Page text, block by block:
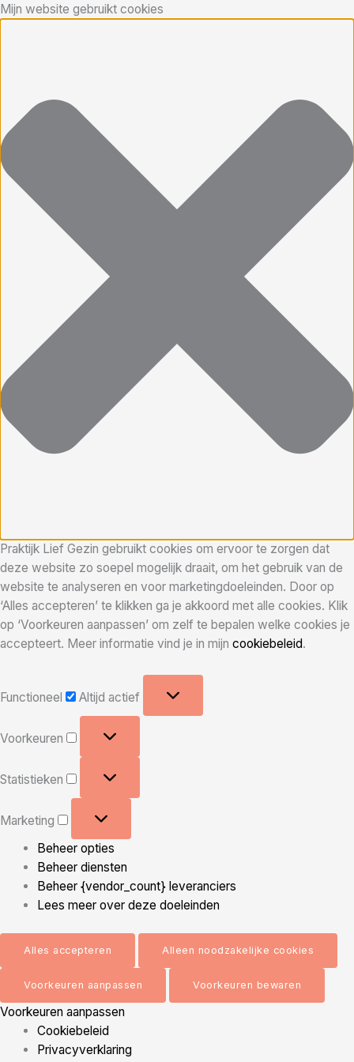
Mijn website gebruikt cookies
Praktijk Lief Gezin gebruikt cookies om ervoor te zorgen dat
deze website zo soepel mogelijk draait, om het gebruik van de
website te analyseren en voor marketingdoeleinden. Door op
‘Alles accepteren’ te klikken ga je akkoord met alle cookies. Klik
op ‘Voorkeuren aanpassen’ om zelf te bepalen welke cookies je
accepteert. Meer informatie vind je in mijn cookiebeleid.
Functioneel
Altijd actief
Voorkeuren
Statistieken
Marketing
Beheer opties
Beheer diensten
Beheer {vendor_count} leveranciers
Lees meer over deze doeleinden
Alles accepteren Alleen noodzakelijke cookies
Voorkeuren aanpassen Voorkeuren bewaren
Voorkeuren aanpassen
Cookiebeleid
Privacyverklaring